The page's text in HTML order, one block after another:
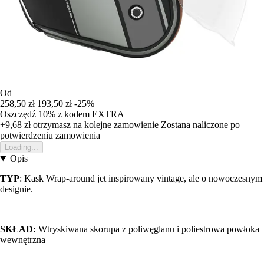
Od
258,50 zł 193,50 zł -25%
Oszczędź 10% z kodem EXTRA
+9,68 złotrzymasz na kolejne zamowienie Zostana naliczone po
potwierdzeniu zamowienia
Loading...
Opis
TYP: Kask Wrap-around jet inspirowany vintage, ale o nowoczesnym
designie.
SKŁAD: Wtryskiwana skorupa z poliwęglanu i poliestrowa powłoka
wewnętrzna